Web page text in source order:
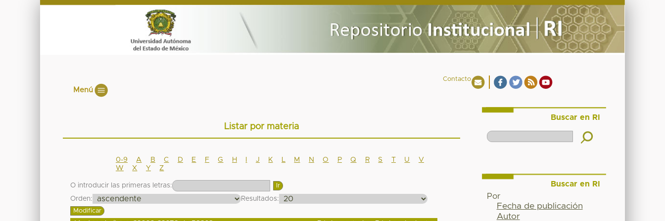
Contacto
Menú
Listar por materia
0-9 A B C D E F G H J K M N O P Q R S T U
V
W
X Y Z
O introducir las primeras letras:
Orden:
Resultados:
Buscar en RI
Buscar en RI
Por
Fecha de publicación
Autor